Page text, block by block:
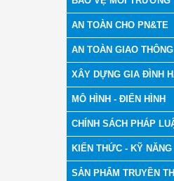
AN TOÀN CHO PN&TE
AN TOÀN GIAO THÔNG
XÂY DỰNG GIA ĐÌNH
MÔ HÌNH - ĐIỂN HÌNH
CHÍNH SÁCH PHÁP
KIẾN THỨC - KỸ NĂNG
SẢN PHẨM TRUYỀN